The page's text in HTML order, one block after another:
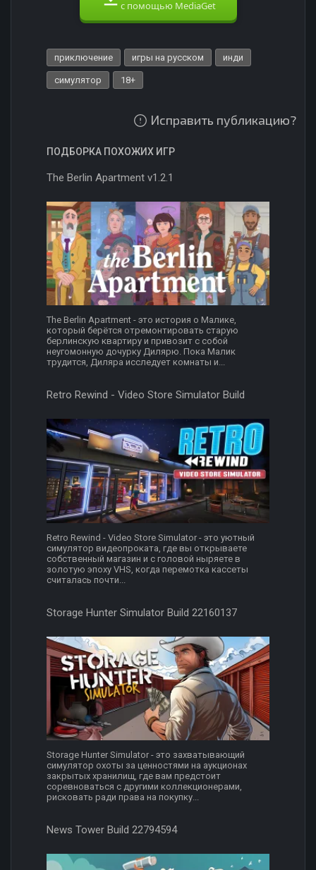
с помощью MediaGet
приключение игры на русском инди
симулятор 18+
Исправить публикацию?
ПОДБОРКА ПОХОЖИХ ИГР
The Berlin Apartment v1.2.1
The Berlin Apartment - это история о Малике,
который берётся отремонтировать старую
берлинскую квартиру и привозит с собой
неугомонную дочурку Дилярю. Пока Малик
трудится, Диляра исследует комнаты и...
Retro Rewind - Video Store Simulator Build
Retro Rewind - Video Store Simulator - это уютный
симулятор видеопроката, где вы открываете
собственный магазин и с головой ныряете в
золотую эпоху VHS, когда перемотка кассеты
считалась почти...
Storage Hunter Simulator Build 22160137
Storage Hunter Simulator - это захватывающий
симулятор охоты за ценностями на аукционах
закрытых хранилищ, где вам предстоит
соревноваться с другими коллекционерами,
рисковать ради права на покупку...
News Tower Build 22794594